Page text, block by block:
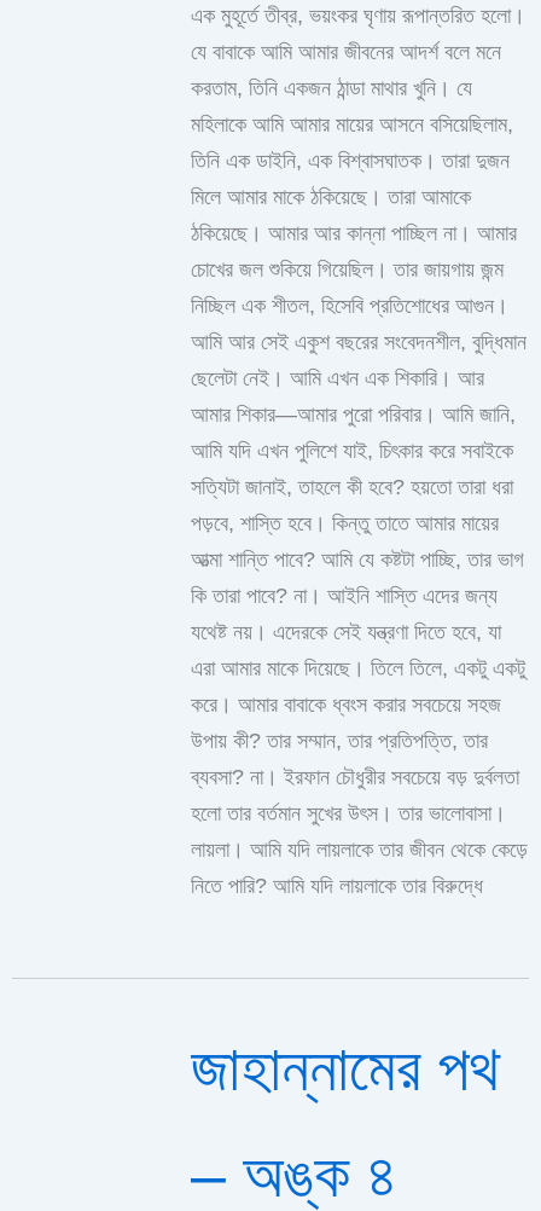
এক মুহূর্তে তীব্র, ভয়ংকর ঘৃণায় রূপান্তরিত হলো।
যে বাবাকে আমি আমার জীবনের আদর্শ বলে মনে
করতাম, তিনি একজন ঠান্ডা মাথার খুনি। যে
মহিলাকে আমি আমার মায়ের আসনে বসিয়েছিলাম,
তিনি এক ডাইনি, এক বিশ্বাসঘাতক। তারা দুজন
মিলে আমার মাকে ঠকিয়েছে। তারা আমাকে
ঠকিয়েছে। আমার আর কান্না পাচ্ছিল না। আমার
চোখের জল শুকিয়ে গিয়েছিল। তার জায়গায় জন্ম
নিচ্ছিল এক শীতল, হিসেবি প্রতিশোধের আগুন।
আমি আর সেই একুশ বছরের সংবেদনশীল, বুদ্ধিমান
ছেলেটা নেই। আমি এখন এক শিকারি। আর
আমার শিকার—আমার পুরো পরিবার। আমি জানি,
আমি যদি এখন পুলিশে যাই, চিৎকার করে সবাইকে
সত্যিটা জানাই, তাহলে কী হবে? হয়তো তারা ধরা
পড়বে, শাস্তি হবে। কিন্তু তাতে আমার মায়ের
আত্মা শান্তি পাবে? আমি যে কষ্টটা পাচ্ছি, তার ভাগ
কি তারা পাবে? না। আইনি শাস্তি এদের জন্য
যথেষ্ট নয়। এদেরকে সেই যন্ত্রণা দিতে হবে, যা
এরা আমার মাকে দিয়েছে। তিলে তিলে, একটু একটু
করে। আমার বাবাকে ধ্বংস করার সবচেয়ে সহজ
উপায় কী? তার সম্মান, তার প্রতিপত্তি, তার
ব্যবসা? না। ইরফান চৌধুরীর সবচেয়ে বড় দুর্বলতা
হলো তার বর্তমান সুখের উৎস। তার ভালোবাসা।
লায়লা। আমি যদি লায়লাকে তার জীবন থেকে কেড়ে
নিতে পারি? আমি যদি লায়লাকে তার বিরুদ্ধে
জাহান্নামের পথ
– অঙ্ক ৪